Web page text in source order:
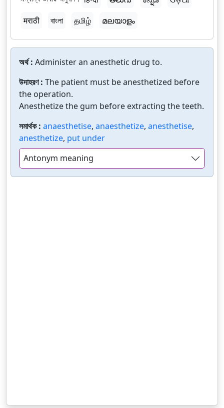
मराठी
বাংলা தமிழ் മലയാളം
অর্থ : Administer an anesthetic drug to.
উদাহরণ : The patient must be anesthetized before
the operation.
Anesthetize the gum before extracting the teeth.
সমার্থক : anaesthetise, anaesthetize, anesthetise,
anesthetize, put under
Antonym meaning